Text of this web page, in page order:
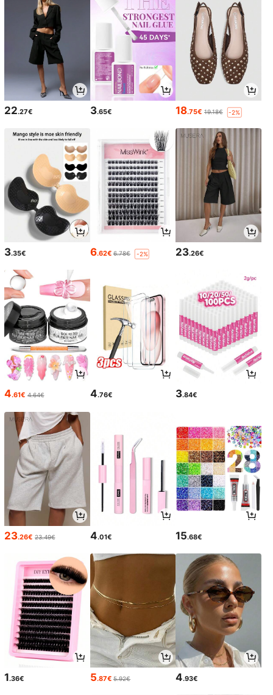
22.27€ 3.65€ 18.75€ 19.18€ -2%
3.35€ 6.62€ 6.78€ -2% 23.26€
4.61€ 4.64€ 4.76€ 3.84€
23.26€ 23.49€ 4.01€ 15.68€
1.36€ 5.87€ 5.92€ 4.93€